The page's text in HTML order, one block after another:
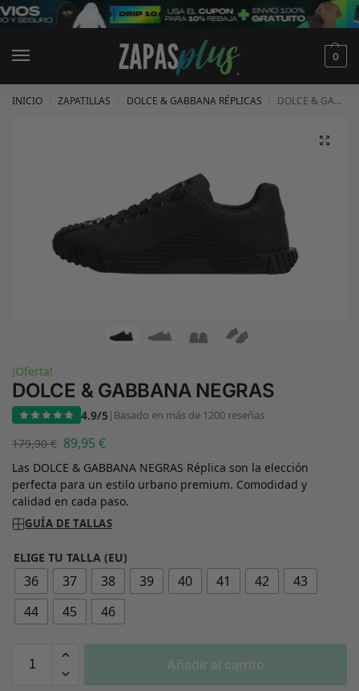
0
INICIO ZAPATILLAS DOLCE & GABBANA RÉPLICAS DOLCE & GABBANA NEGRAS
¡Oferta!
DOLCE & GABBANA NEGRAS
4.9/5| Basado en más de 1200 reseñas
179,90€ 89,95 €
Las DOLCE & GABBANA NEGRAS Réplica son la elección
perfecta para un estilo urbano premium. Comodidad y
calidad en cada paso.
GUÍA DE TALLAS
ELIGE TU TALLA (EU)
36 37 38 39 40 41 42
43
44
45 46
Añadir al carrito